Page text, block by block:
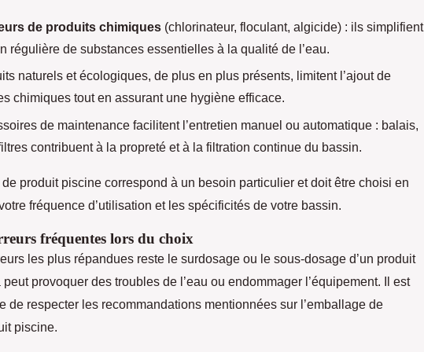
de produits chimiques (chlorinateur, floculant, algicide) : ils simplifient
régulière de substances essentielles à la qualité de l’eau.
naturels et écologiques, de plus en plus présents, limitent l’ajout de
chimiques tout en assurant une hygiène efficace.
de maintenance facilitent l’entretien manuel ou automatique : balais,
contribuent à la propreté et à la filtration continue du bassin.
produit piscine correspond à un besoin particulier et doit être choisi en
fréquence d’utilisation et les spécificités de votre bassin.
fréquentes lors du choix
les plus répandues reste le surdosage ou le sous-dosage d’un produit
provoquer des troubles de l’eau ou endommager l’équipement. Il est
de respecter les recommandations mentionnées sur l’emballage de
piscine.